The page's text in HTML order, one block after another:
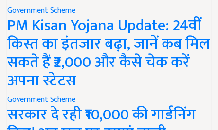
Government Scheme
PM Kisan Yojana Update: 24वीं
किस्त का इंतजार बढ़ा, जानें कब मिल
सकते हैं ₹2,000 और कैसे चेक करें
अपना स्टेटस
Government Scheme
सरकार दे रही ₹10,000 की गार्डनिंग